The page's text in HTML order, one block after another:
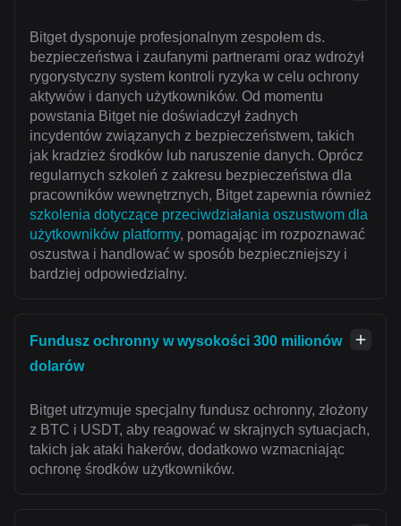
Bitget dysponuje profesjonalnym zespołem ds.
bezpieczeństwa i zaufanymi partnerami oraz wdrożył
rygorystyczny system kontroli ryzyka w celu ochrony
aktywów i danych użytkowników. Od momentu
powstania Bitget nie doświadczył żadnych
incydentów związanych z bezpieczeństwem, takich
jak kradzież środków lub naruszenie danych. Oprócz
regularnych szkoleń z zakresu bezpieczeństwa dla
pracowników wewnętrznych, Bitget zapewnia również
szkolenia dotyczące przeciwdziałania oszustwom dla
użytkowników platformy, pomagając im rozpoznawać
oszustwa i handlować w sposób bezpieczniejszy i
bardziej odpowiedzialny.
Fundusz ochronny w wysokości 300 milionów
dolarów
Bitget utrzymuje specjalny fundusz ochronny, złożony
z BTC i USDT, aby reagować w skrajnych sytuacjach,
takich jak ataki hakerów, dodatkowo wzmacniając
ochronę środków użytkowników.